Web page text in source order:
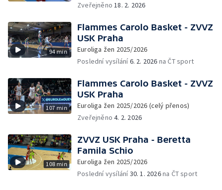
Zveřejněno18. 2. 2026
94 min
Flammes Carolo Basket - ZVVZ
USK Praha
Euroliga žen 2025/2026
Poslední vysílání6. 2. 2026 na ČT sport
107 min
Flammes Carolo Basket - ZVVZ
USK Praha
Euroliga žen 2025/2026 (celý přenos)
Zveřejněno4. 2. 2026
108 min
ZVVZ USK Praha - Beretta
Famila Schio
Euroliga žen 2025/2026
Poslední vysílání30. 1. 2026na ČT sport